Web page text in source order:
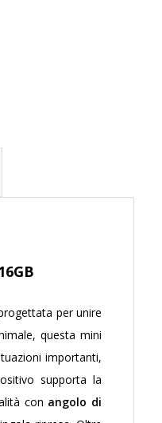
per unire
questa mini
importanti,
supporta la
con angolo di